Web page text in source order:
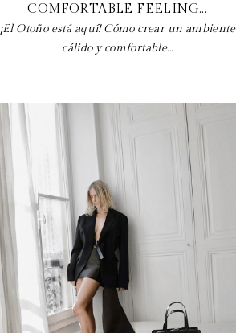
COMFORTABLE FEELING...
¡El Otoño está aquí! Cómo crear un ambiente
cálido y comfortable...